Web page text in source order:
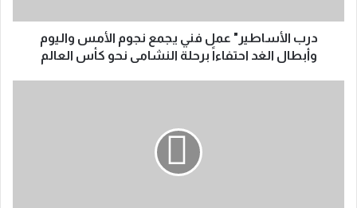
درب الأساطير" عمل فني يجمع نجوم الأمس واليوم
وأبطال الغد احتفاءاً برحلة النشامى نحو كأس العالم